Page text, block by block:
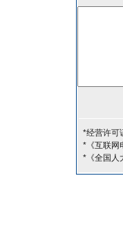
*经营许可
*《互联网
*《全国人